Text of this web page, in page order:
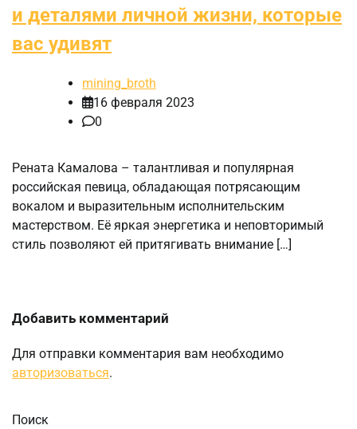
и деталями личной жизни, которые
вас удивят
mining_broth
16 февраля 2023
0
Рената Камалова – талантливая и популярная
российская певица, обладающая потрясающим
вокалом и выразительным исполнительским
мастерством. Её яркая энергетика и неповторимый
стиль позволяют ей притягивать внимание […]
Добавить комментарий
Для отправки комментария вам необходимо
авторизоваться.
Поиск